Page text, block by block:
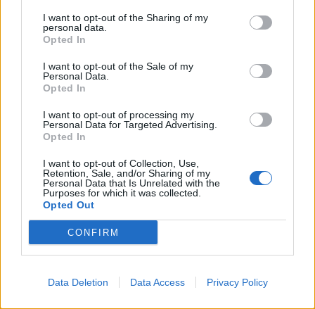
I want to opt-out of the Sharing of my
personal data.
Opted In
I want to opt-out of the Sale of my
Personal Data.
Opted In
I want to opt-out of processing my
Personal Data for Targeted Advertising.
Opted In
I want to opt-out of Collection, Use,
Retention, Sale, and/or Sharing of my
Personal Data that Is Unrelated with the
Purposes for which it was collected.
Opted Out
CONFIRM
Data Deletion Data Access Privacy Policy
καρδιά ενός Lazy Conqueror είναι να τον κάνετε
να νιώσει ότι η παρουσία του γίνεται αισθητή και
ικανοποιώντας ταυτόχρονα τις υψηλές
προσδοκίες του για άνεση, ασφάλεια και ταχείς
ρυθμούς. Και για να το πετύχετε, πρέπει να ξέρετε
τι περιμένει στην ουσία εκείνος από εσάς»,
επισημαίνει ο Dawid Rożek. «Αυτός είναι,
άλλωστε, ο λόγος για τον οποίον συντάξαμε την
έκθεση αυτή. Συνοψίζοντας τα βασικά ευρήματα,
θα έλεγα ότι δεν αρκεί να προσφέρετε ένα
εκπληκτικό προϊόν ή υπηρεσία. Το πιο σημαντικό
μέλημα για την επιτυχία είναι να έχετε γερές
βάσεις με σωστή υποδομή: αρχής γενομένης από
διαδικασίας πληρωμής, με σαφείς πολιτικές